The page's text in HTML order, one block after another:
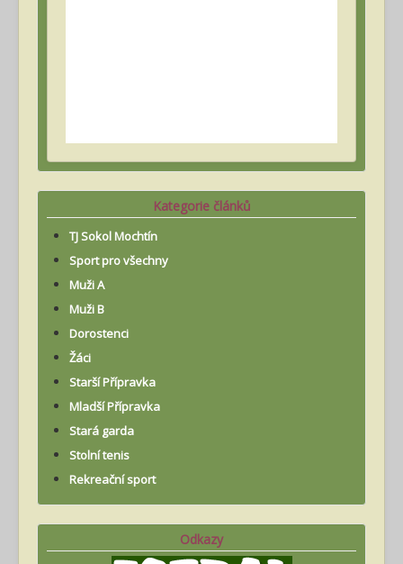
Kategorie článků
TJ Sokol Mochtín
Sport pro všechny
Muži A
Muži B
Dorostenci
Žáci
Starší Přípravka
Mladší Přípravka
Stará garda
Stolní tenis
Rekreační sport
Odkazy